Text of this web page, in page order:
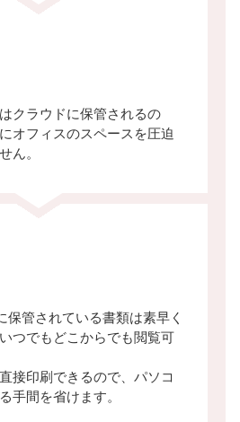
クラウドに保管されるの
オフィスのスペースを圧迫
ん。
保管されている書類は素早く
つでもどこからでも閲覧可
接印刷できるので、パソコ
手間を省けます。